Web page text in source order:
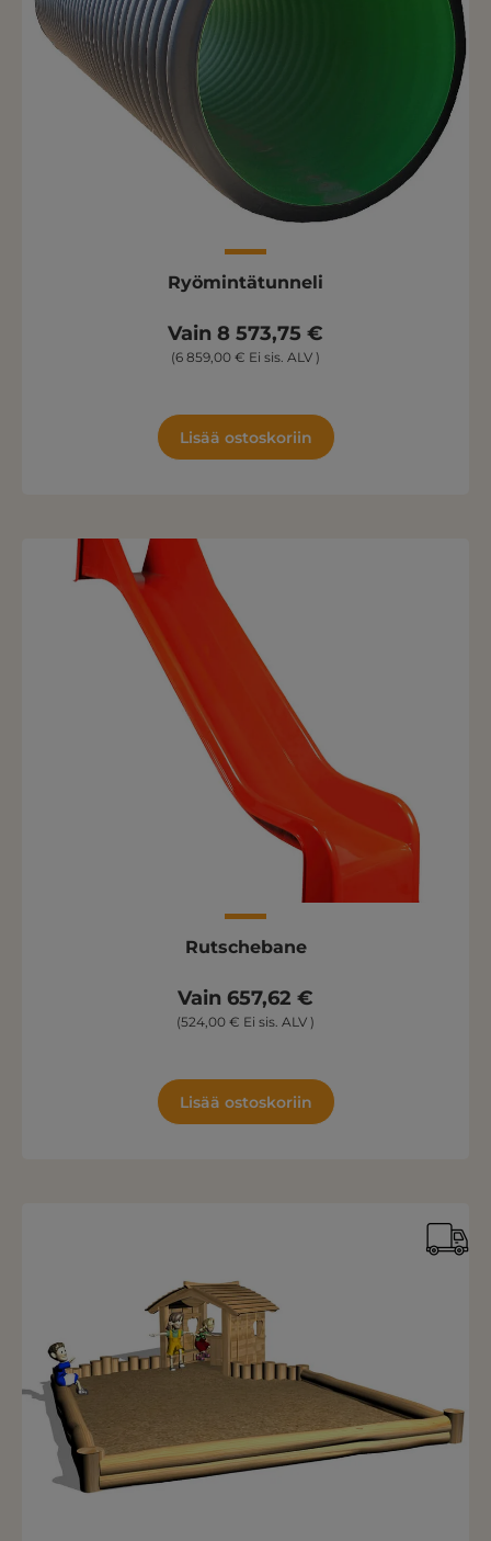
Ryömintätunneli
Vain 8 573,75 €
(6 859,00 € Ei sis. ALV )
Lisää ostoskoriin
Rutschebane
Vain 657,62 €
(524,00 € Ei sis. ALV )
Lisää ostoskoriin